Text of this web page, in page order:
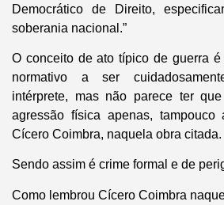
Democrático de Direito,
soberania nacional.”
O conceito de ato típico de guerra
normativo a ser
intérprete, mas não parece ter
agressão física apenas, tampouco
Cícero Coimbra, naquela obra citada.
Sendo assim é crime formal e de
Como lembrou Cícero Coimbra